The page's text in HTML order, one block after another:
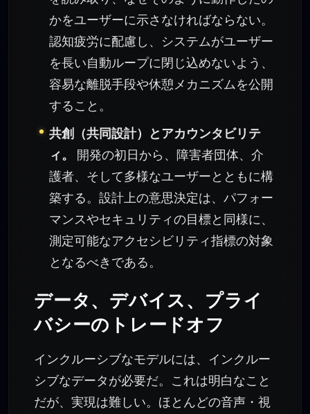
かをユーザーに示さなければならない。
認知疲労に配慮し、システムがユーザー
を長い自動ループに閉じ込めないよう、
容易な離脱手段や休憩メカニズムを公開
すること。
共創（共同設計）とアカウンタビリテ
ィ。
開発の初日から、障害者団体、介
護者、そして多様なユーザーとともに構
築する。設計上の意思決定は、パフォー
マンスやセキュリティの目標と同様に、
測定可能なアクセシビリティ指標の対象
となるべきである。
データ、デバイス、プライ
バシーのトレードオフ
インクルーシブなモデルには、インクルー
シブなデータが必要だ。これは明白なこと
だが、実現は難しい。ほとんどの音声・視